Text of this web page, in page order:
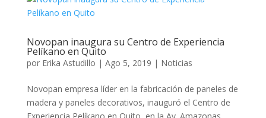
Novopan inaugura su Centro de Experiencia
Pelíkano en Quito
por Erika Astudillo | Ago 5, 2019 | Noticias
Novopan empresa líder en la fabricación de paneles de
madera y paneles decorativos, inauguró el Centro de